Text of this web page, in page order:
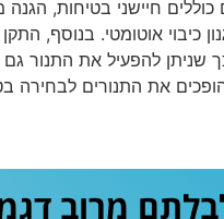
כוללים חיישני בטיחות, הגנה
שניתן להפעיל את התנור
את התנורים לבחירה
מרוב